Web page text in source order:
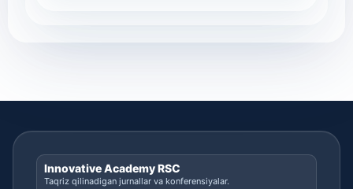
Innovative Academy RSC
Taqriz qilinadigan jurnallar va konferensiyalar.